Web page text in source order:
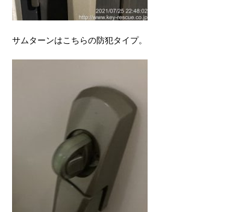
サムターンはこちらの防犯タイプ。